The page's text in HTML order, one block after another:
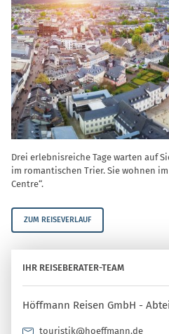
Drei erlebnisreiche Tage warten auf
im romantischen Trier. Sie wohnen
Centre“.
ZUM REISEVERLAUF
IHR REISEBERATER-TEAM
Höffmann Reisen GmbH -
touristik@hoeffmann.de